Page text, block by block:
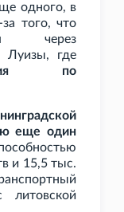
одного, в
того, что
через
Луизы, где
по
еще один
и 15,5 тыс.